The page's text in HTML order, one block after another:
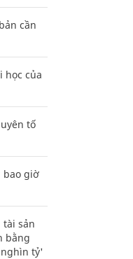
cần
học của
tố
bao giờ
tài sản
bằng
tỷ'